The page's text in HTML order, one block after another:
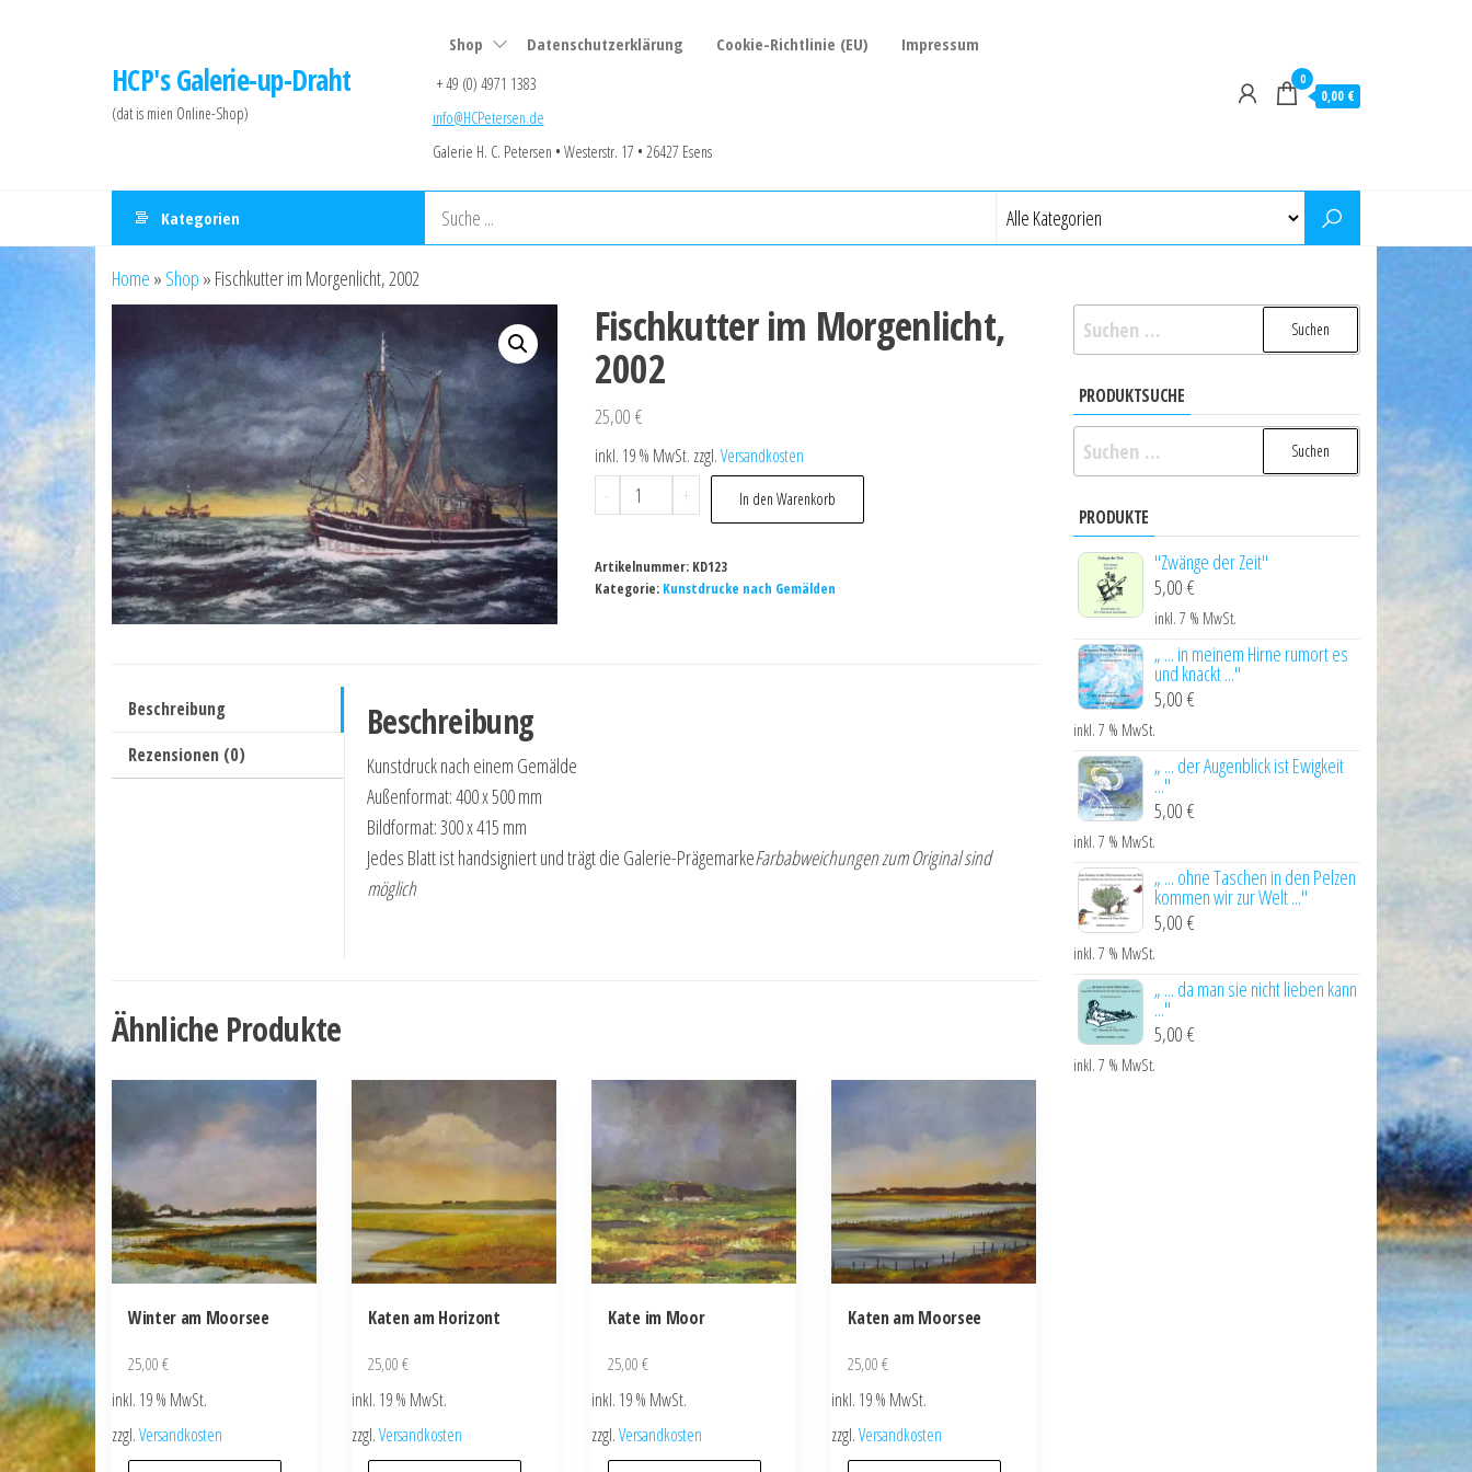
HCP's Galerie-up-Draht
(dat is mien Online-Shop)
Shop Datenschutzerklärung Cookie-Richtlinie (EU) Impressum
+ 49 (0) 4971 1383
info@HCPetersen.de
Galerie H. C. Petersen • Westerstr. 17 • 26427 Esens
0
0,00 €
Kategorien
Home » Shop » Fischkutter im Morgenlicht, 2002
Fischkutter im Morgenlicht,
2002
25,00 €
inkl. 19 % MwSt. zzgl.Versandkosten
-
Fischkutter
im
2002
+ In den Warenkorb
Artikelnummer: KD123
Kategorie: Kunstdrucke nach Gemälden
Beschreibung
Rezensionen (0)
Beschreibung
Kunstdruck nach einem Gemälde
Außenformat: 400 x 500 mm
Bildformat: 300 x 415 mm
Jedes Blatt ist handsigniert und trägt die Galerie-PrägemarkeFarbabweichungen zum Original sind
möglich
Ähnliche Produkte
Winter am Moorsee
25,00€
inkl. 19 % MwSt.
zzgl.Versandkosten
Katen am Horizont
25,00€
inkl. 19 % MwSt.
zzgl.Versandkosten
Kate im Moor
25,00€
inkl. 19 % MwSt.
zzgl.Versandkosten
Katen am Moorsee
25,00€
inkl. 19 % MwSt.
zzgl.Versandkosten
Suchen
nach:
PRODUKTSUCHE
Suchen
nach:
PRODUKTE
"Zwänge der Zeit"
5,00 €
inkl. 7 % MwSt.
„ ... in meinem Hirne rumort es
und knackt ..."
5,00 €
inkl. 7 % MwSt.
„ ... der Augenblick ist Ewigkeit
..."
5,00 €
inkl. 7 % MwSt.
„ ... ohne Taschen in den Pelzen
kommen wir zur Welt ..."
5,00 €
inkl. 7 % MwSt.
„ ... da man sie nicht lieben kann
..."
5,00 €
inkl. 7 % MwSt.